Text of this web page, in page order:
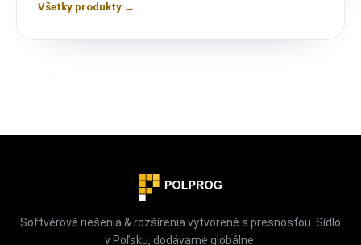
Všetky produkty →
Softvérové riešenia & rozšírenia vytvorené s presnosťou. Sídlo
v Poľsku, dodávame globálne.